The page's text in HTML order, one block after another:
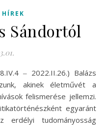
HÍREK
Sándortól
akinek életművét a
felismerése jellemzi.
egyaránt
tudományosság